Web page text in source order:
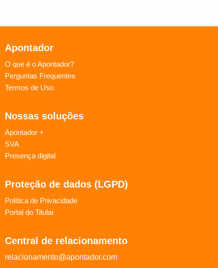
Apontador
O que é o Apontador?
Perguntas Frequentes
Termos de Uso
Nossas soluções
Apontador +
SVA
Presença digital
Proteção de dados (LGPD)
Política de Privacidade
Portal do Titular
Central de relacionamento
relacionamento@apontador.com